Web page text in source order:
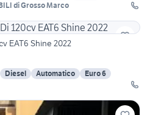
di Grosso Marco
EAT6 Shine 2022
Diesel Automatico
Euro 6